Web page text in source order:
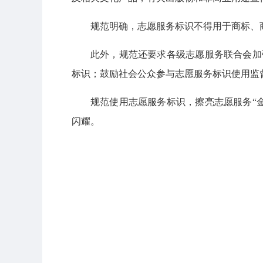
规范明确，志愿服务标识不得用于商标
此外，规范还要求各级志愿服务联合会
标识；鼓励社会公众参与志愿服务标识使用监
规范使用志愿服务标识，擦亮志愿服务“
闪耀。